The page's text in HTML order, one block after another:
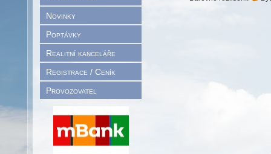
Novinky
Poptávky
Realitní kanceláře
Registrace / Ceník
Provozovatel